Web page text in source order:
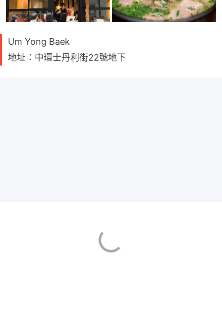
Um Yong Baek
地址：中環士丹利街22號地下